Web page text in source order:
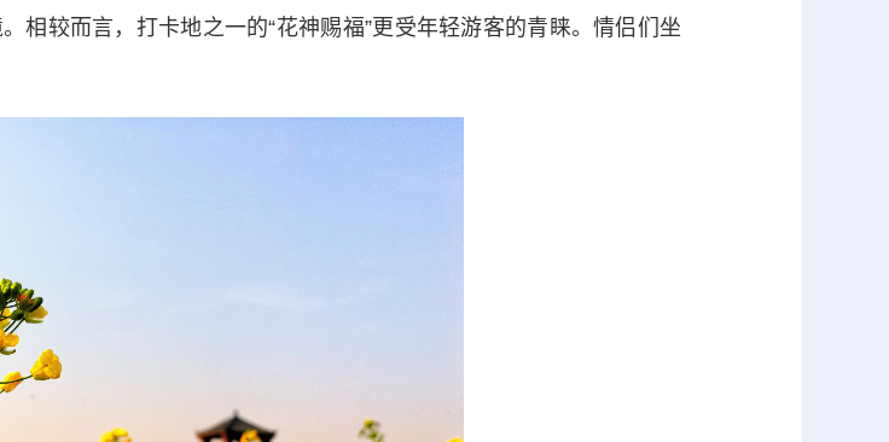
相较而言，打卡地之一的“花神赐福”更受年轻游客的青睐。情侣们坐